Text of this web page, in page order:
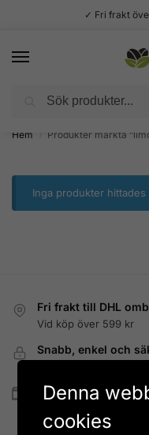
✓ Fri frakt
Välsmakande
Hem Produkter märkta
Inga produkter hittades
Fri frakt till DHL
Vid köp över 599 kr
Snabb, enkel och
Snabb leverans
Lagervaror skickas
Denna
cookies